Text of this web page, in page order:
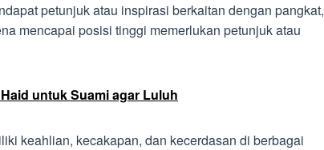
petunjuk atau inspirasi berkaitan dengan pangkat,
mencapai posisi tinggi memerlukan petunjuk atau
untuk Suami agar Luluh
keahlian, kecakapan, dan kecerdasan di berbagai